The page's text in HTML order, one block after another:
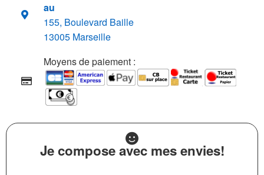
au
155, Boulevard Baille
13005 Marseille
Moyens de paiement :
Je compose avec mes envies!